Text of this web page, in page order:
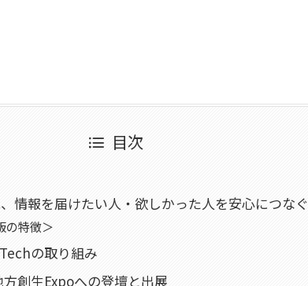
目次
情報を届けたい人・欲しかった人を安心につなぐ
の特徴＞
の取り組み
創生Expoへの登壇と出展